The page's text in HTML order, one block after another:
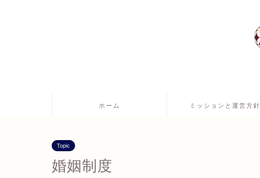
ホーム ミッションと運営方針
Topic
婚姻制度